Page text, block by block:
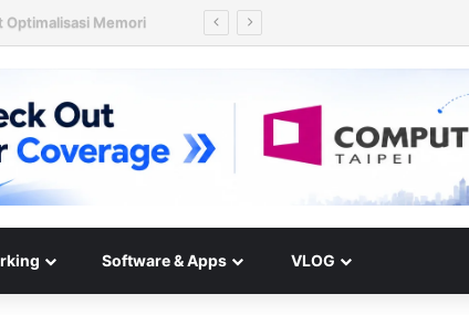
pada 2027
Software & Apps VLOG